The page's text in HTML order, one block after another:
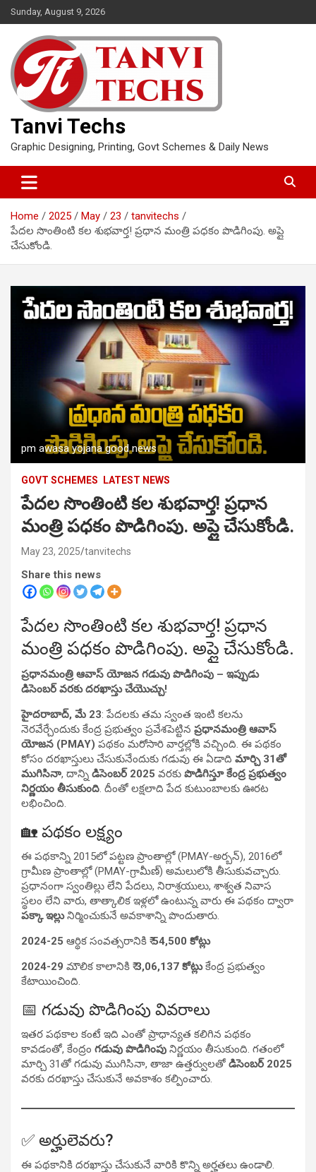
Skip
to
content
Sunday, August 9, 2026
Tanvi Techs
Graphic Designing, Printing, Govt Schemes & Daily News
Home 2025 May 23
tanvitechs
పేదల సొంతింటి కల శుభవార్త! ప్రధాన మంత్రి పధకం పొడిగింపు. అప్లై
చేసుకోండి.
pm awasa yojana good news
GOVT SCHEMES LATEST NEWS
పేదల సొంతింటి కల శుభవార్త! ప్రధాన
మంత్రి పధకం పొడిగింపు. అప్లై చేసుకోండి.
May 23, 2025 tanvitechs
Share this news
పేదల సొంతింటి కల శుభవార్త! ప్రధాన
మంత్రి పధకం పొడిగింపు. అప్లై చేసుకోండి.
ప్రధానమంత్రి ఆవాస్ యోజన గడువు పొడిగింపు – ఇప్పుడు
డిసెంబర్ వరకు దరఖాస్తు చేయొచ్చు!
హైదరాబాద్, మే 23: పేదలకు తమ స్వంత ఇంటి కలను
నెరవేర్చేందుకు కేంద్ర ప్రభుత్వం ప్రవేశపెట్టిన ప్రధానమంత్రి ఆవాస్
యోజన (PMAY) పథకం మరోసారి వార్తల్లోకి వచ్చింది. ఈ పథకం
కోసం దరఖాస్తులు చేసుకునేందుకు గడువు ఈ ఏడాది మార్చి 31తో
ముగిసినా, దాన్ని డిసెంబర్ 2025 వరకు పొడిగిస్తూ కేంద్ర ప్రభుత్వం
నిర్ణయం తీసుకుంది. దీంతో లక్షలాది పేద కుటుంబాలకు ఊరట
లభించింది.
🏡 పథకం లక్ష్యం
ఈ పథకాన్ని 2015లో పట్టణ ప్రాంతాల్లో (PMAY-అర్బన్), 2016లో
గ్రామీణ ప్రాంతాల్లో (PMAY-గ్రామీణ్) అమలులోకి తీసుకువచ్చారు.
ప్రధానంగా స్వంతిల్లు లేని పేదలు, నిరాశ్రయులు, శాశ్వత నివాస
స్థలం లేని వారు, తాత్కాలిక ఇళ్లలో ఉంటున్న వారు ఈ పథకం ద్వారా
పక్కా ఇల్లునిర్మించుకునే అవకాశాన్ని పొందుతారు.
2024-25 ఆర్థిక సంవత్సరానికి ₹54,500 కోట్లు
2024-29 మౌలిక కాలానికి ₹3,06,137 కోట్లుకేంద్ర ప్రభుత్వం
కేటాయించింది.
📅 గడువు పొడిగింపు వివరాలు
ఇతర పథకాల కంటే ఇది ఎంతో ప్రాధాన్యత కలిగిన పథకం
కావడంతో, కేంద్రం గడువు పొడిగింపు నిర్ణయం తీసుకుంది. గతంలో
మార్చి 31తో గడువు ముగిసినా, తాజా ఉత్తర్వులతోడిసెంబర్ 2025
వరకు దరఖాస్తు చేసుకునే అవకాశం కల్పించారు.
✅ అర్హులెవరు?
ఈ పథకానికి దరఖాస్తు చేసుకునే వారికి కొన్ని అర్హతలు ఉండాలి.